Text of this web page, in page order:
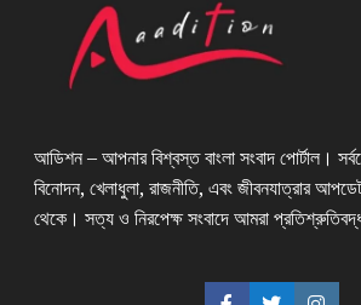
আডিশন – আপনার বিশ্বস্ত বাংলা সংবাদ পোর্টাল।
বিনোদন, খেলাধুলা, রাজনীতি, এবং জীবনযাত্রার
থেকে। সত্য ও নিরপেক্ষ সংবাদে আমরা